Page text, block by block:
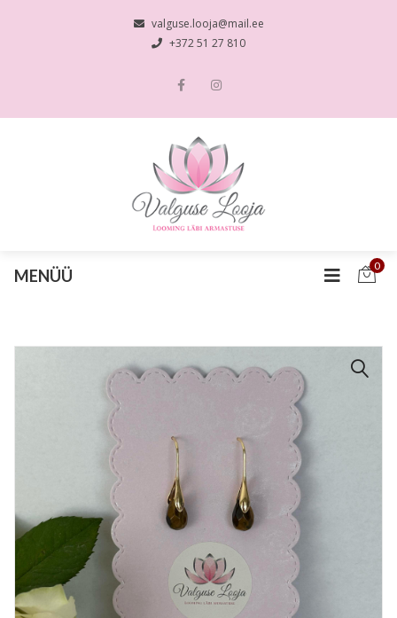
valguse.looja@mail.ee
+372 51 27 810
MENÜÜ
0